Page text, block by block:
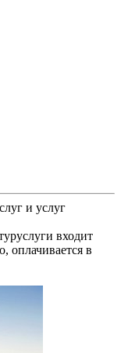
и услуг
входит
оплачивается в